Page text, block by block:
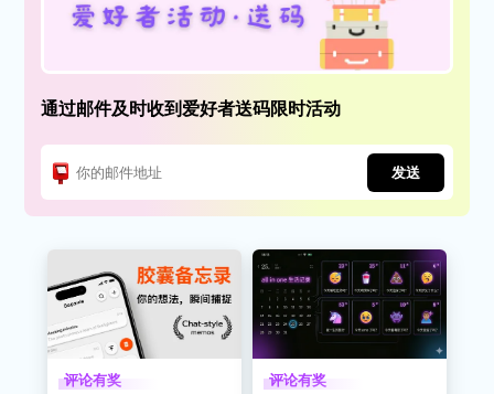
通过邮件及时收到爱好者送码限时活动
发送
评论有奖 评论有奖